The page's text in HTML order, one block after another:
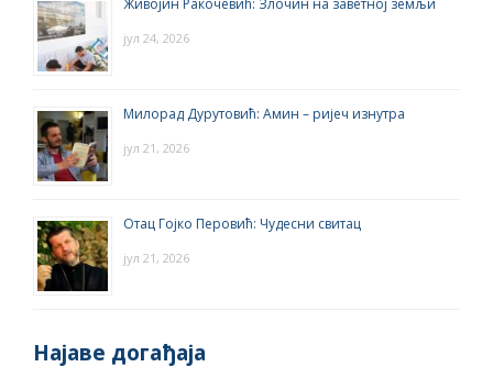
јул 24, 2026
Милорад Дурутовић: Амин – ријеч изнутра
јул 21, 2026
Отац Гојко Перовић: Чудесни свитац
јул 21, 2026
Најаве догађаја